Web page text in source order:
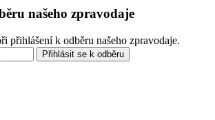
našeho zpravodaje
přihlášení k odběru našeho zpravodaje.
Přihlásit se k odběru